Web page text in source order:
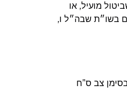
מועיל, או
בשו״ת שבה״ל ו,
צב ס”ח